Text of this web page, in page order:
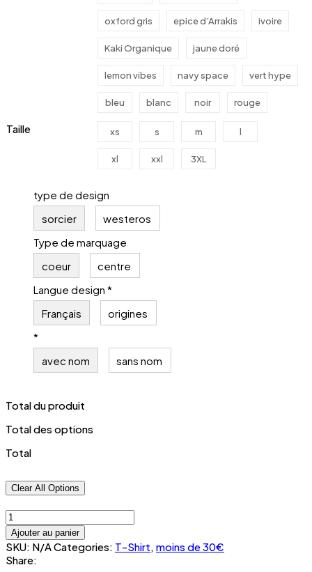
oxford gris epice d’Arrakis ivoire
Kaki Organique jaune doré
lemon vibes navy space vert hype
bleu blanc noir rouge
Taille xs s m l
xl xxl 3XL
type de design
sorcier
westeros
Type de marquage
coeur
centre
Langue design *
Français
origines
*
avec nom
sans nom
Total du produit
Total des options
Total
Clear All Options
t-
shirt
mixte
personnalisé
brodé
Ajouter au panier
SKU: N/A Categories: T-Shirt moins de 30€
Share: